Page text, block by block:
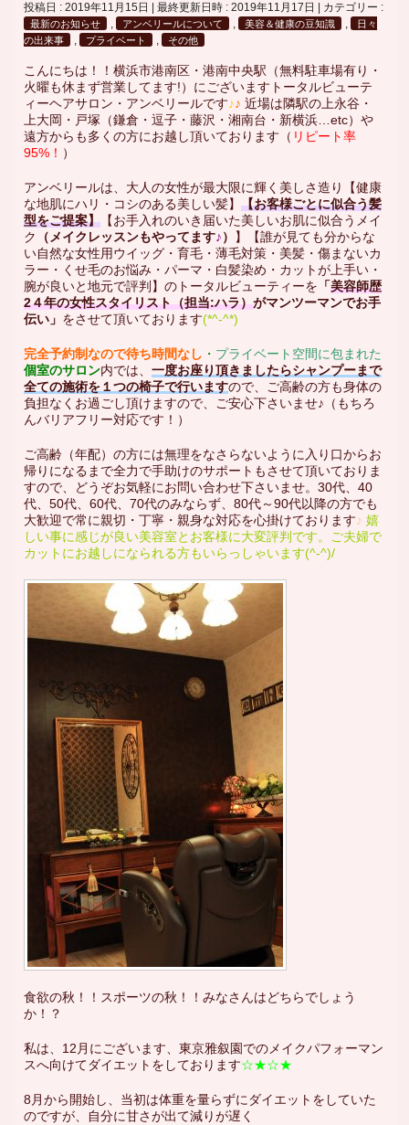
投稿日 : 2019年11月15日 最終更新日時 : 2019年11月17日 カテゴリー :
最新のお知らせ , アンベリールについて , 美容＆健康の豆知識 ,
日々
の出来事
, プライベート , その他
こんにちは！！横浜市港南区・港南中央駅（無料駐車場有り・
火曜も休まず営業してます!）にございますトータルビューテ
ィーヘアサロン・アンベリールです♪♪ 近場は隣駅の上永谷・
上大岡・戸塚（鎌倉・逗子・藤沢・湘南台・新横浜…etc）や
遠方からも多くの方にお越し頂いております（ リピート率
95%！ ）
アンベリールは、大人の女性が最大限に輝く美しさ造り【健康
な地肌にハリ・コシのある美しい髪】【お客様ごとに似合う髪
型をご提案】 【お手入れのいき届いた美しいお肌に似合うメイ
ク
（メイクレッスンもやってます♪）
】【誰が見ても分からな
い自然な女性用ウイッグ・育毛・薄毛対策・美髪・傷まないカ
ラー・くせ毛のお悩み・パーマ・白髪染め・カットが上手い・
腕が良いと地元で評判】のトータルビューティーを 「美容師歴
2４年の女性スタイリスト（担当:ハラ）がマンツーマンでお手
伝い」 をさせて頂いております(*^-^*)
完全予約制なので待ち時間なし ・ プライベート空間に包まれた
個室のサロン内では、一度お座り頂きましたらシャンプーまで
全ての施術を１つの椅子で行いますので、ご高齢の方も身体の
負担なくお過ごし頂けますので、ご安心下さいませ♪（もちろ
んバリアフリー対応です！）
ご高齢（年配）の方には無理をなさらないように入り口からお
帰りになるまで全力で手助けのサポートもさせて頂いておりま
すので、どうぞお気軽にお問い合わせ下さいませ。30代、40
代、50代、60代、70代のみならず、80代～90代以降の方でも
大歓迎で常に親切・丁寧・親身な対応を心掛けております♪嬉
しい事に感じが良い美容室とお客様に大変評判です。ご夫婦で
カットにお越しになられる方もいらっしゃいます(^-^)/
食欲の秋！！スポーツの秋！！みなさんはどちらでしょう
か！？
私は、12月にございます、東京雅叙園でのメイクパフォーマン
スへ向けてダイエットをしております☆★☆★
8月から開始し、当初は体重を量らずにダイエットをしていた
のですが、自分に甘さが出て減りが遅く